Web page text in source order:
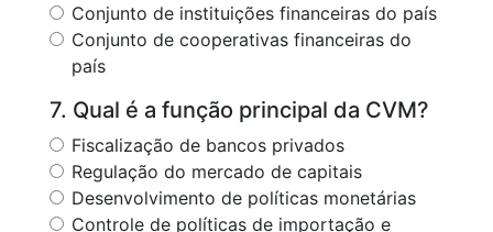
Conjunto de instituições financeiras do país
Conjunto de cooperativas financeiras do
país
7. Qual é a função principal da CVM?
Fiscalização de bancos privados
Regulação do mercado de capitais
Desenvolvimento de políticas monetárias
Controle de políticas de importação e